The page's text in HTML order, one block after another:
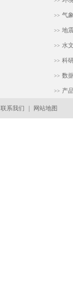
>> 气
>> 地
>> 水
>> 科
>> 数
>> 产
联系我们 网站地图